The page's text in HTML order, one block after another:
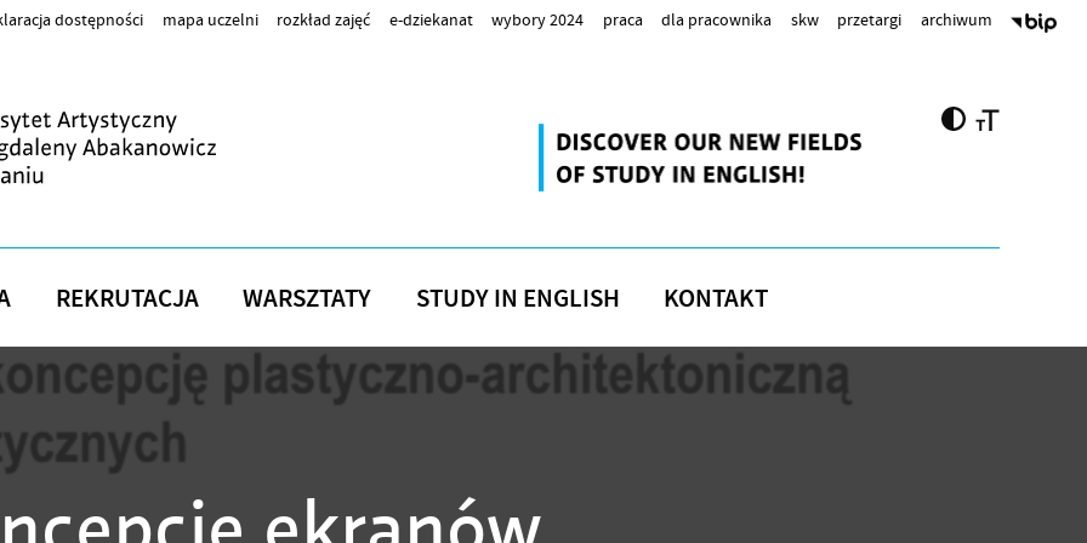
dostępności mapa uczelni rozkład zajęć e-dziekanat wybory 2024 praca dla pracownika skw przetargi archiwum
REKRUTACJA WARSZTATY STUDY IN ENGLISH KONTAKT